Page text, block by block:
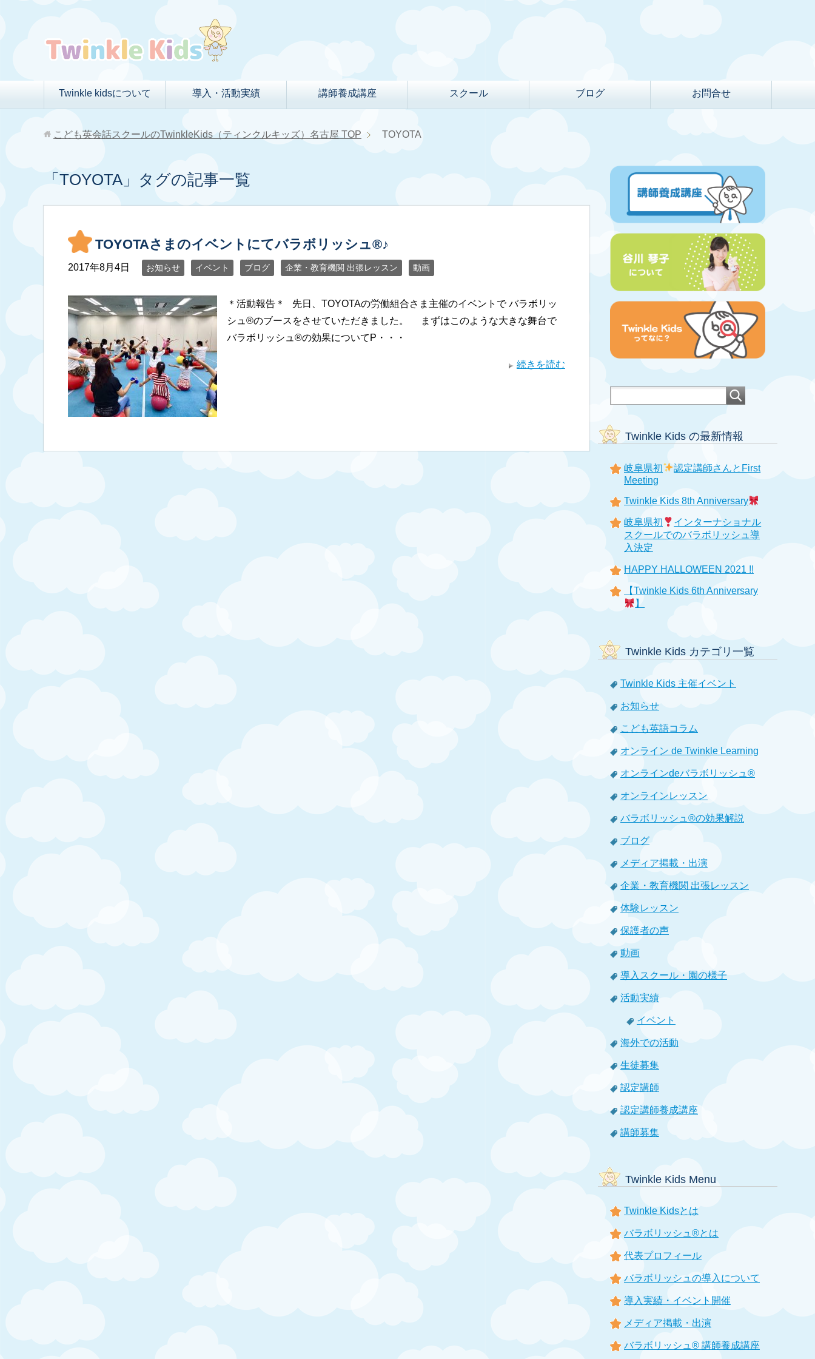
Twinkle kidsについて 導入・活動実績 講師養成講座 スクール ブログ お問合せ
こども英会話スクールのTwinkleKids（ティンクルキッズ）名古屋 TOP TOYOTA
「TOYOTA」タグの記事一覧
TOYOTAさまのイベントにてバラボリッシュ®︎♪
2017年8月4日 お知らせ イベント ブログ 企業・教育機関 出張レッスン 動画
＊活動報告＊ 先日、TOYOTAの労働組合さま主催のイベントで バラボリッ
シュ®︎のブースをさせていただきました。 まずはこのような大きな舞台で
バラボリッシュ®︎の効果についてP・・・
続きを読む
Twinkle Kids の最新情報
岐阜県初
認定講師さんとFirst
Meeting
Twinkle Kids 8th Anniversary
岐阜県初
インターナショナル
スクールでのバラボリッシュ導
入決定
HAPPY HALLOWEEN 2021 !!
【Twinkle Kids 6th Anniversary
】
Twinkle Kids カテゴリ一覧
Twinkle Kids 主催イベント
お知らせ
こども英語コラム
オンライン de Twinkle Learning
オンラインdeバラボリッシュ®
オンラインレッスン
バラボリッシュ®の効果解説
ブログ
メディア掲載・出演
企業・教育機関 出張レッスン
体験レッスン
保護者の声
動画
導入スクール・園の様子
活動実績
イベント
海外での活動
生徒募集
認定講師
認定講師養成講座
講師募集
Twinkle Kids Menu
Twinkle Kidsとは
バラボリッシュ®とは
代表プロフィール
バラボリッシュの導入について
導入実績・イベント開催
メディア掲載・出演
バラボリッシュ® 講師養成講座